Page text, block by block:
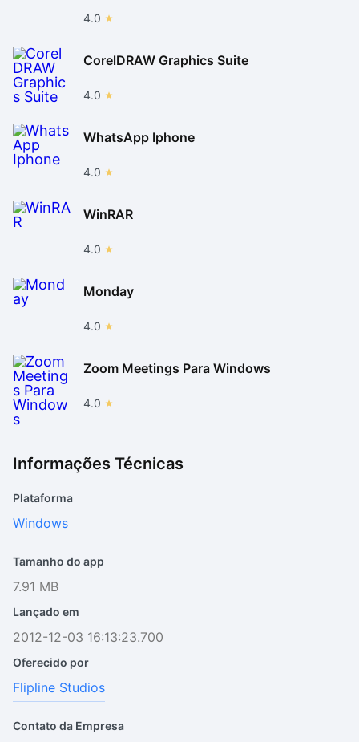
4.0
CorelDRAW Graphics Suite
4.0
WhatsApp Iphone
4.0
WinRAR
4.0
Monday
4.0
Zoom Meetings Para Windows
4.0
Informações Técnicas
Plataforma
Windows
Tamanho do app
7.91 MB
Lançado em
2012-12-03 16:13:23.700
Oferecido por
Flipline Studios
Contato da Empresa